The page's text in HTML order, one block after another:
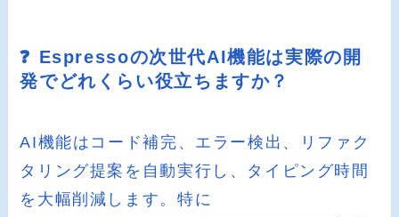
❓ Espressoの次世代AI機能は実際の開
発でどれくらい役立ちますか？
AI機能はコード補完、エラー検出、リファク
タリング提案を自動実行し、タイピング時間
を大幅削減します。特に